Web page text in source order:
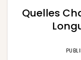
Quelles